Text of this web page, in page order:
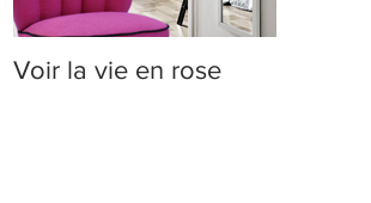
Voir la vie en rose